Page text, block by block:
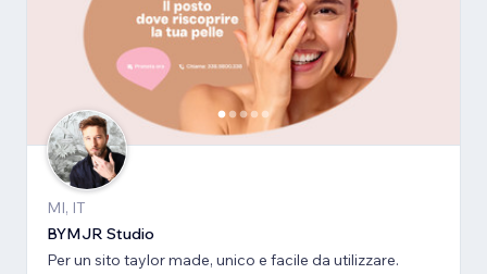
MI, IT
BYMJR Studio
Per un sito taylor made, unico e facile da utilizzare.